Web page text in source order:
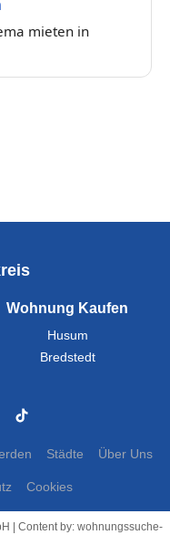
mieten in
Wohnung Kaufen
Husum
Bredstedt
Städte Über Uns
Cookies
| Content by: wohnungssuche-